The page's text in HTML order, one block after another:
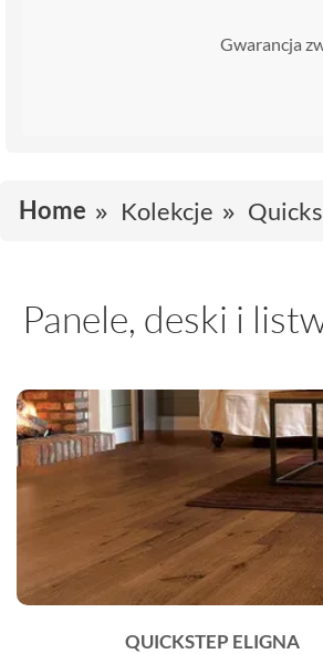
Gwarancja
Home Kolekcje
Panele, deski i
QUICKSTEP ELIGNA